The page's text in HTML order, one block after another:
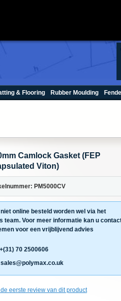
& Flooring Rubber Moulding
Camlock Gasket (FEP
Viton)
PM5000CV
niet online besteld worden wel via het
team. Voor meer informatie kan u
voor een vrijblijvend advies
+(31) 70 2500606
sales@polymax.co.uk
eerste review van dit product